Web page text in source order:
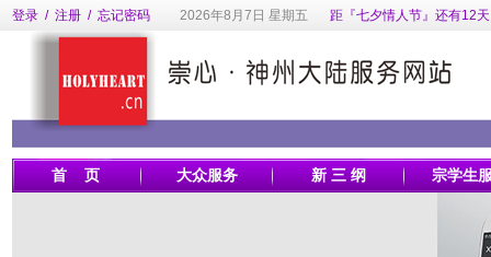
登录/ 注册/ 忘记密码 2026年8月7日 星期五 距『七夕情人节』还有12天
首 页 大众服务 新 三 纲 宗学生